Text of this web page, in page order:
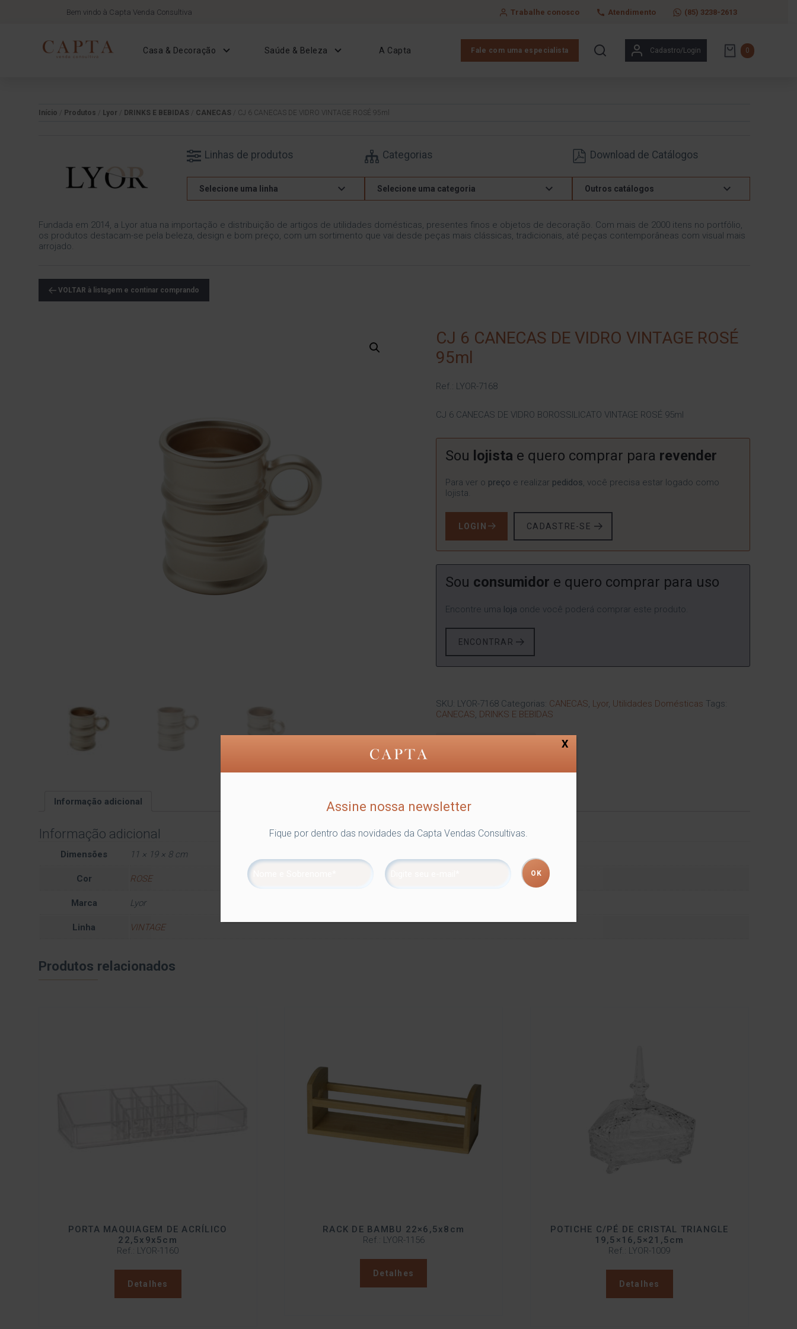
Bem vindo à Capta Venda Consultiva Trabalhe conosco Atendimento (85) 3238-2613
Casa & Decoração Saúde & Beleza A Capta Fale com uma especialista Cadastro/Login 0
Início Produtos Lyor DRINKS E BEBIDAS CANECAS / CJ 6 CANECAS DE VIDRO VINTAGE ROSÉ 95ml
Linhas de produtos
Selecione uma linha
Categorias
Selecione uma categoria
Download de Catálogos
Outros catálogos
Fundada em 2014, a Lyor atua na importação e distribuição de artigos de utilidades domésticas, presentes finos e objetos de decoração. Com mais de 2000 itens no portfólio,
os produtos destacam-se pela beleza, design e bom preço, com um sortimento que vai desde peças mais clássicas, tradicionais, até peças contemporâneas com visual mais
arrojado.
VOLTAR à listagem e continar comprando
CJ 6 CANECAS DE VIDRO VINTAGE ROSÉ
95ml
Ref.: LYOR-7168
CJ 6 CANECAS DE VIDRO BOROSSILICATO VINTAGE ROSÉ 95ml
Sou lojista e quero comprar para revender
Para ver o preço e realizar pedidos, você precisa estar logado como
lojista.
LOGIN CADASTRE-SE
Sou consumidor e quero comprar para uso
Encontre uma loja onde você poderá comprar este produto.
ENCONTRAR
SKU: LYOR-7168 Categorias: CANECAS Lyor, Utilidades Domésticas Tags:
CANECAS DRINKS E BEBIDAS
Informação adicional
Informação adicional
Dimensões 11 × 19 × 8 cm
Cor ROSE
Marca Lyor
Linha VINTAGE
Produtos relacionados
PORTA MAQUIAGEM DE ACRÍLICO
22,5x9x5cm
Ref.: LYOR-1160
Detalhes
RACK DE BAMBU 22×6,5x8cm
Ref.: LYOR-1156
Detalhes
POTICHE C/PÉ DE CRISTAL TRIANGLE
19,5×16,5×21,5cm
Ref.: LYOR-1009
Detalhes
Assine nossa newsletter
Fique por dentro das novidades da Capta Vendas Consultivas.
X